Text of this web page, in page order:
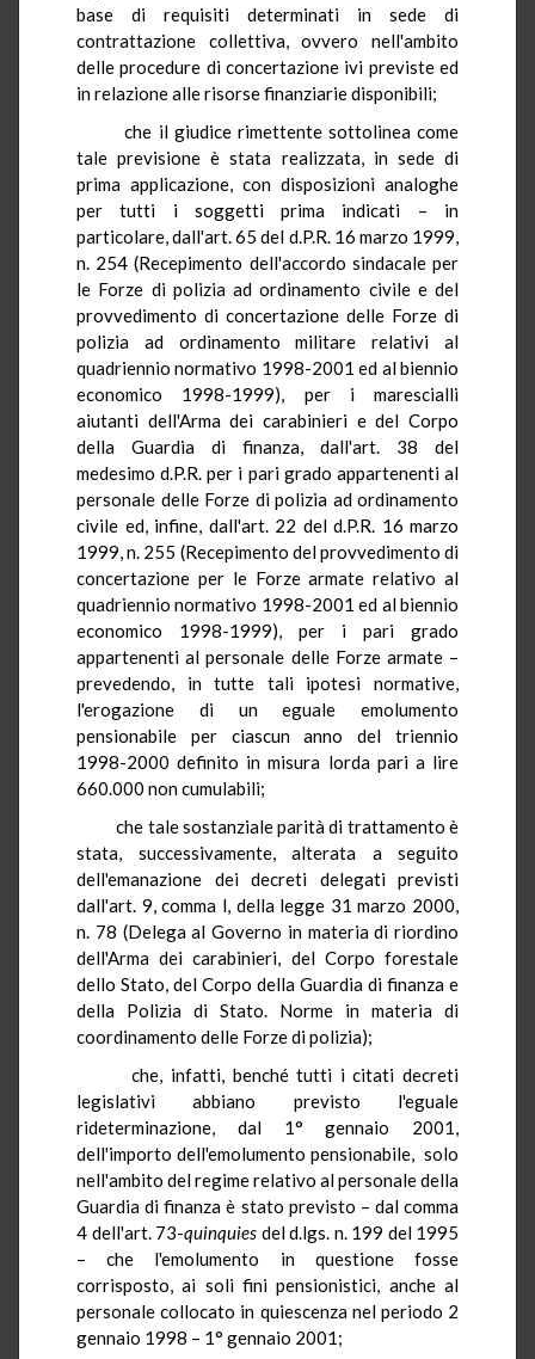
base di requisiti determinati in sede di
contrattazione collettiva, ovvero nell'ambito
delle procedure di concertazione ivi previste ed
in relazione alle risorse finanziarie disponibili;
che il giudice rimettente sottolinea come
tale previsione è stata realizzata, in sede di
prima applicazione, con disposizioni analoghe
per tutti i soggetti prima indicati – in
particolare, dall'art. 65 del d.P.R. 16 marzo 1999,
n. 254 (Recepimento dell'accordo sindacale per
le Forze di polizia ad ordinamento civile e del
provvedimento di concertazione delle Forze di
polizia ad ordinamento militare relativi al
quadriennio normativo 1998-2001 ed al biennio
economico 1998-1999), per i marescialli
aiutanti dell'Arma dei carabinieri e del Corpo
della Guardia di finanza, dall'art. 38 del
medesimo d.P.R. per i pari grado appartenenti al
personale delle Forze di polizia ad ordinamento
civile ed, infine, dall'art. 22 del d.P.R. 16 marzo
1999, n. 255 (Recepimento del provvedimento di
concertazione per le Forze armate relativo al
quadriennio normativo 1998-2001 ed al biennio
economico 1998-1999), per i pari grado
appartenenti al personale delle Forze armate –
prevedendo, in tutte tali ipotesi normative,
l'erogazione di un eguale emolumento
pensionabile per ciascun anno del triennio
1998-2000 definito in misura lorda pari a lire
660.000 non cumulabili;
che tale sostanziale parità di trattamento è
stata, successivamente, alterata a seguito
dell'emanazione dei decreti delegati previsti
dall'art. 9, comma l, della legge 31 marzo 2000,
n. 78 (Delega al Governo in materia di riordino
dell'Arma dei carabinieri, del Corpo forestale
dello Stato, del Corpo della Guardia di finanza e
della Polizia di Stato. Norme in materia di
coordinamento delle Forze di polizia);
che, infatti, benché tutti i citati decreti
legislativi abbiano previsto l'eguale
rideterminazione, dal 1° gennaio 2001,
dell'importo dell'emolumento pensionabile, solo
nell'ambito del regime relativo al personale della
Guardia di finanza è stato previsto – dal comma
4 dell'art. 73-quinquies del d.lgs. n. 199 del 1995
– che l'emolumento in questione fosse
corrisposto, ai soli fini pensionistici, anche al
personale collocato in quiescenza nel periodo 2
gennaio 1998 – 1° gennaio 2001;